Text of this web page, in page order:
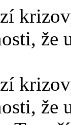
že
že